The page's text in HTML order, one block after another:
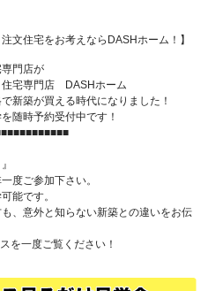
文住宅をお考えならDASHホーム！】
門店が
住宅専門店 DASHホーム
新築が買える時代になりました！
随時予約受付中です！
度ご参加下さい。
能です。
、意外と知らない新築との違いをお伝
を一度ご覧ください！